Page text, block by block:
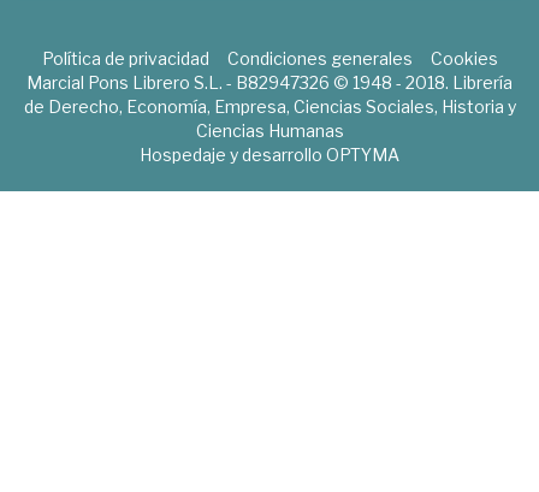
Política de privacidad Condiciones generales
Cookies
Marcial Pons Librero S.L. - B82947326 © 1948 - 2018. Librería
de Derecho, Economía, Empresa, Ciencias Sociales, Historia y
Ciencias Humanas
Hospedaje y desarrollo OPTYMA